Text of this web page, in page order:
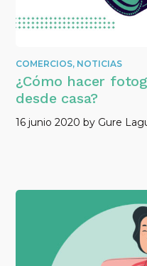
COMERCIOS, NOTICIAS
¿Cómo hacer
desde casa?
16 junio 2020 by Gure